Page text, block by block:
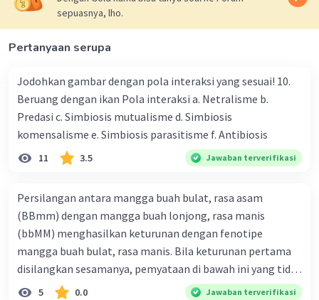
sepuasnya, lho.
Pertanyaan serupa
Jodohkan gambar dengan pola interaksi yang sesuai! 10.
Beruang dengan ikan Pola interaksi a. Netralisme b.
Predasi c. Simbiosis mutualisme d. Simbiosis
komensalisme e. Simbiosis parasitisme f. Antibiosis
11 3.5 Jawaban terverifikasi
Persilangan antara mangga buah bulat, rasa asam
(BBmm) dengan mangga buah lonjong, rasa manis
(bbMM) menghasilkan keturunan dengan fenotipe
mangga buah bulat, rasa manis. Bila keturunan pertama
disilangkan sesamanya, pemyataan di bawah ini yang tidak
benar mengenai keturunan yang dihasilkan dari
5 0.0 Jawaban terverifikasi